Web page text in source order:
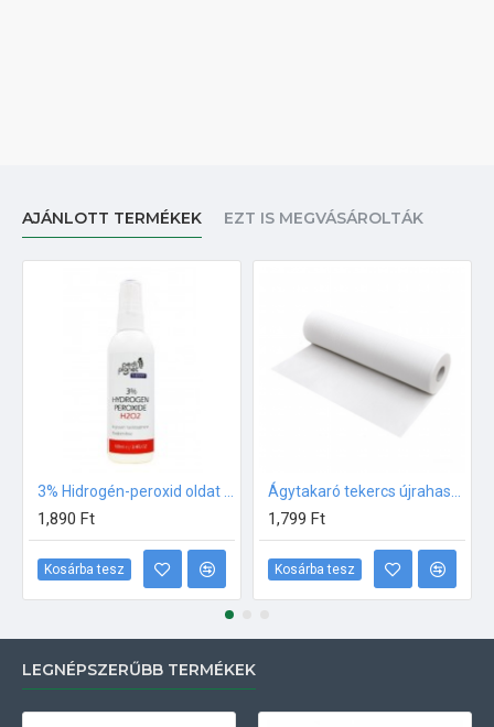
AJÁNLOTT TERMÉKEK EZT IS MEGVÁSÁROLTÁK
1,890 Ft
Kosárba tesz
1,799 Ft
Kosárba tesz
LEGNÉPSZERŰBB TERMÉKEK